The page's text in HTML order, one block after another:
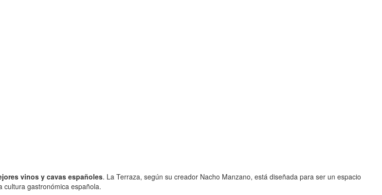
vinos y cavas españoles. La Terraza, según su creador Nacho Manzano, está diseñada para ser un espacio
cultura gastronómica española.